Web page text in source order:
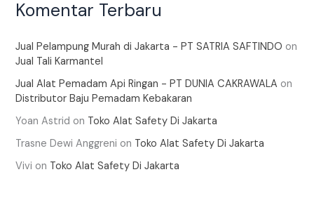
Komentar Terbaru
Jual Pelampung Murah di Jakarta - PT SATRIA SAFTINDO on
Jual Tali Karmantel
Jual Alat Pemadam Api Ringan - PT DUNIA CAKRAWALA on
Distributor Baju Pemadam Kebakaran
Yoan Astrid on Toko Alat Safety Di Jakarta
Trasne Dewi Anggreni on Toko Alat Safety Di Jakarta
Vivi on Toko Alat Safety Di Jakarta